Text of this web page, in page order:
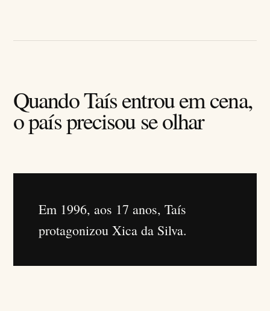
Quando Taís entrou em cena,
o país precisou se olhar
Em 1996, aos 17 anos, Taís
protagonizou Xica da Silva.